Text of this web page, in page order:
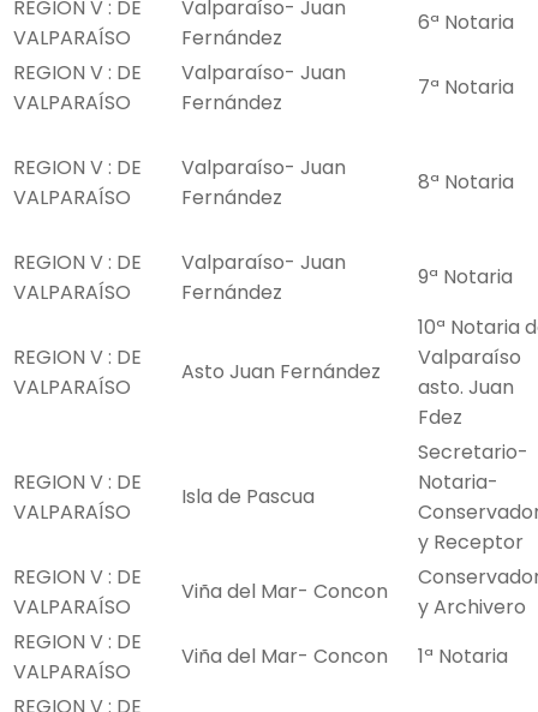
REGION V : DE
VALPARAÍSO
Valparaíso- Juan
Fernández
6ª Notaria
REGION V : DE
VALPARAÍSO
Valparaíso- Juan
Fernández
7ª Notaria
REGION V : DE
VALPARAÍSO
Valparaíso- Juan
Fernández
8ª Notaria
REGION V : DE
VALPARAÍSO
Valparaíso- Juan
Fernández
9ª Notaria
REGION V : DE
VALPARAÍSO
Asto Juan Fernández
10ª Notaria
Valparaíso
asto. Juan
Fdez
REGION V : DE
VALPARAÍSO
Isla de Pascua
Secretario-
Notaria-
y Receptor
REGION V : DE
VALPARAÍSO
Viña del Mar- Concon
y Archivero
REGION V : DE
VALPARAÍSO
Viña del Mar- Concon
1ª Notaria